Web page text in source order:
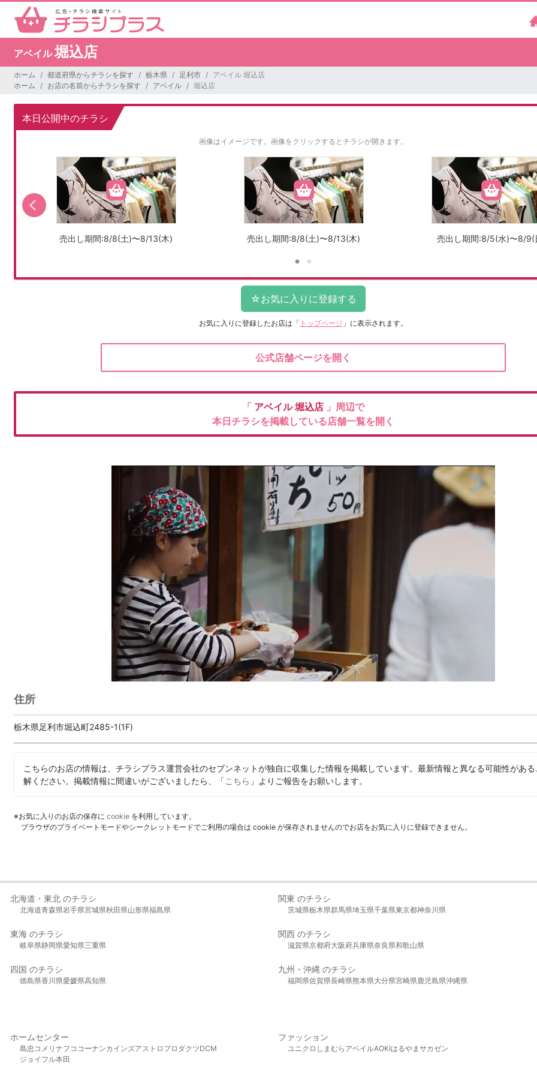
アベイル堀込店
ホーム 都道府県からチラシを探す 栃木県 足利市
アベイル 堀込店
ホーム
お店の名前からチラシを探す アベイル 堀込店
本日公開中のチラシ
画像はイメージです。 画像をクリックするとチラシが開きます。
売出し期間:8/8(土)〜8/13(木) 売出し期間:8/8(土)〜8/13(木) 売出し期間:8/5(水)〜8/9(
お気に入りに登録したお店は 「 トップページ 」に表示されます。
公式店舗ページを開く
「 アベイル堀込店 」周辺で
本日チラシを掲載している店舗一覧を開く
住所
栃木県足利市堀込町2485-1(1F)
こちらのお店の情報は、チラシプラス運営会社のセブンネットが独自に収集した情報を掲載しています。最新情報と異なる可能性があ
解ください。掲載情報に間違いがございましたら、「こちら 」よりご報告をお願いします。
※お気に入りのお店の保存に cookie を利用しています。
ブラウザのプライベートモードやシークレットモードでご利用の場合は cookie が保存されませんのでお店をお気に入りに登録できません。
北海道・東北 のチラシ
北海道青森県岩手県宮城県秋田県山形県福島県
関東 のチラシ
茨城県栃木県群馬県埼玉県千葉県東京都神奈川県
東海 のチラシ
岐阜県静岡県愛知県三重県
関西 のチラシ
滋賀県京都府大阪府兵庫県奈良県和歌山県
四国 のチラシ
徳島県香川県愛媛県高知県
九州・沖縄 のチラシ
福岡県佐賀県長崎県熊本県大分県宮崎県鹿児島県沖縄県
ホームセンター
島忠 コメリ ナフコ コーナンカインズアストロプロダクツDCM
ジョイフル本田
ファッション
ユニクロ しまむら アベイルAOKIはるやま サカゼン